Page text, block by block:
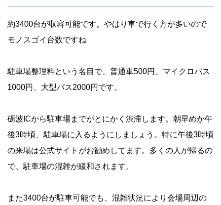
約3400台が収容可能です。やはり車で行く方が多いので
モノスゴイ台数ですね
駐車場整理料という名目で、普通車500円、マイクロバス
1000円、大型バス2000円です。
砺波ICから駐車場までがとにかく渋滞します。朝早めか午
後3時頃、駐車場に入るようにしましょう。特に午後3時頃
の来場は公式サイトがお勧めしてます。多くの人が帰るの
で、駐車場の混雑が緩和されます。
また3400台が駐車可能でも、混雑状況により会場周辺の